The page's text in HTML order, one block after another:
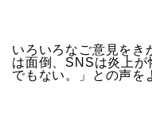
いろいろなご意見をき
は面倒、SNSは炎上
でもない。」との声を